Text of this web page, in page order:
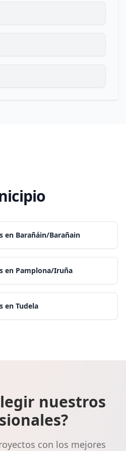
en Barañáin/Barañain
en Pamplona/Iruña
en Tudela
nuestros
con los mejores